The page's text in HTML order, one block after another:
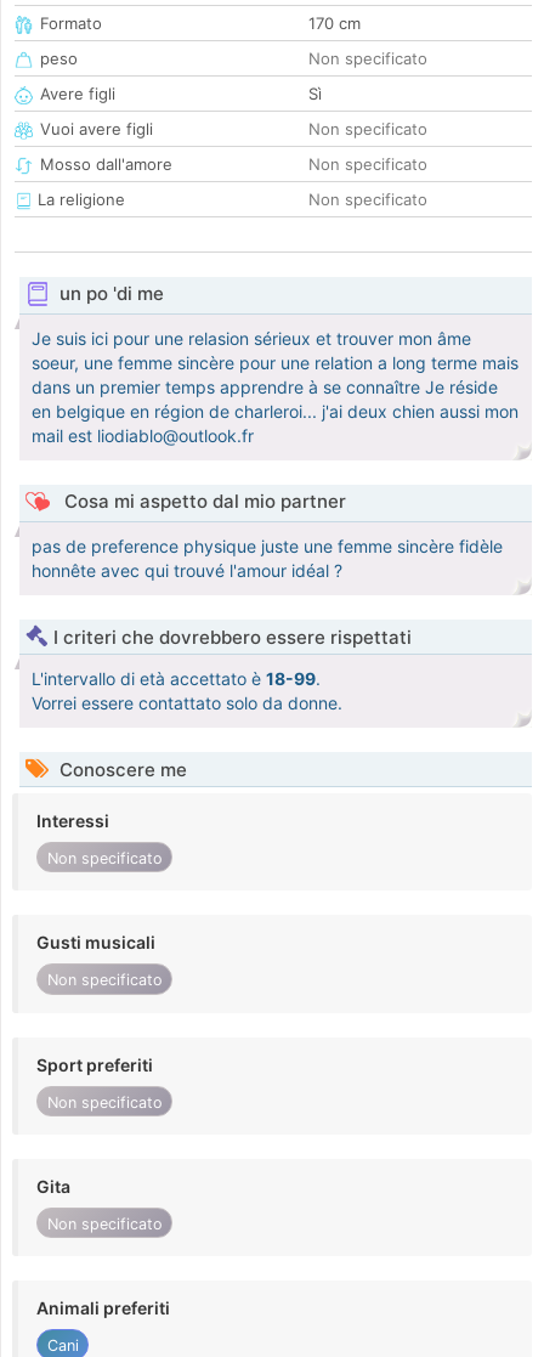
Formato
170 cm
peso
Non specificato
Avere figli
Sì
Vuoi avere figli
Non specificato
Mosso dall'amore
Non specificato
La religione
Non specificato
un po 'di me
Je suis ici pour une relasion sérieux et trouver mon âme
soeur, une femme sincère pour une relation a long terme mais
dans un premier temps apprendre à se connaître Je réside
en belgique en région de charleroi... j'ai deux chien aussi mon
mail est liodiablo@outlook.fr
Cosa mi aspetto dal mio partner
pas de preference physique juste une femme sincère fidèle
honnête avec qui trouvé l'amour idéal ?
I criteri che dovrebbero essere rispettati
L'intervallo di età accettato è 18-99.
Vorrei essere contattato solo da donne.
Conoscere me
Interessi
Non specificato
Gusti musicali
Non specificato
Sport preferiti
Non specificato
Gita
Non specificato
Animali preferiti
Cani